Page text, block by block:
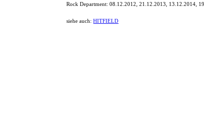
Rock Department: 08.12.2012, 21.12.2013, 13.12.2014,
siehe auch:HITFIELD